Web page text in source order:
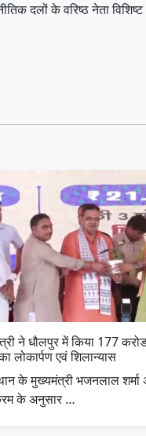
दलों के वरिष्ठ नेता
ने धौलपुर में किया 177
लोकार्पण एवं शिलान्यास
के मुख्यमंत्री भजनलाल शर्मा
के अनुसार …